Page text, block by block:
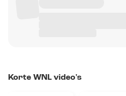
Korte WNL video's